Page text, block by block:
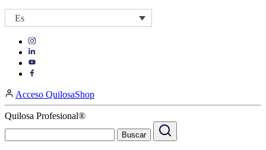
Es
Visit
https://www.instagram.com/quilosa_selena/
Visit
our
Visit
page
https://www.facebook.com/QuilosaSelenaIberia/
page
Acceso QuilosaShop
Quilosa Profesional®